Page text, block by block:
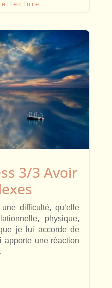
lecture
3/3 Avoir
difficulté, qu’elle
physique,
je lui accorde de
apporte une réaction